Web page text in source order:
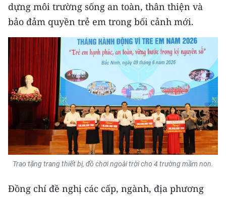
Duyên hải Nam Trung Bộ và Tây
Nguyên
Đông Nam Bộ
Đồng bằng sông Cửu Long
Chuyên trang Hà Nội
Chuyên trang TP. Hồ Chí Minh
CHUYÊN ĐỀ
CÁC CHUYÊN TRANG
VỀ BÁO NHÂN DÂN
dựng môi trường sống an toàn, thân thiện và
bảo đảm quyền trẻ em trong bối cảnh mới.
Trao tặng trang thiết bị, đồ chơi ngoài trời cho 4 trường mầm non.
Đồng chí đề nghị các cấp, ngành, địa phương